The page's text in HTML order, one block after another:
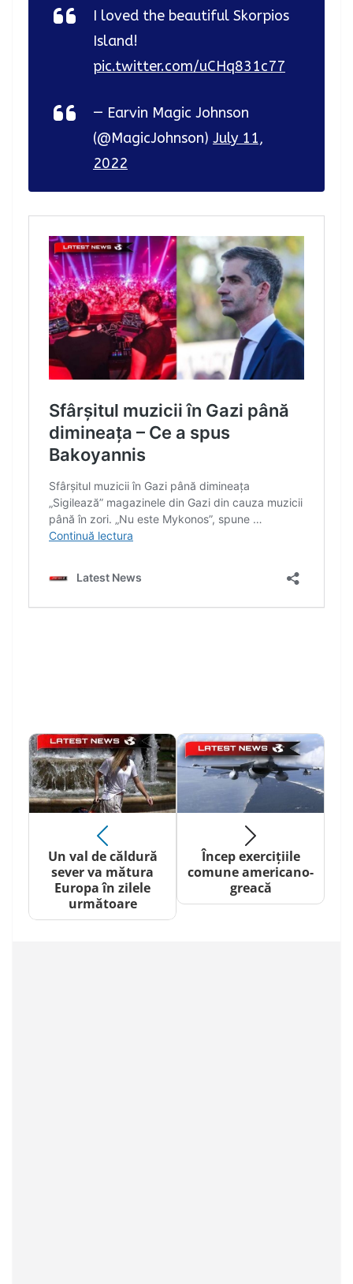
I loved the beautiful Skorpios
Island!
pic.twitter.com/uCHq831c77
— Earvin Magic Johnson
(@MagicJohnson) July 11,
2022
Un val de căldură
sever va mătura
Europa în zilele
următoare
Încep exercițiile
comune americano-
greacă